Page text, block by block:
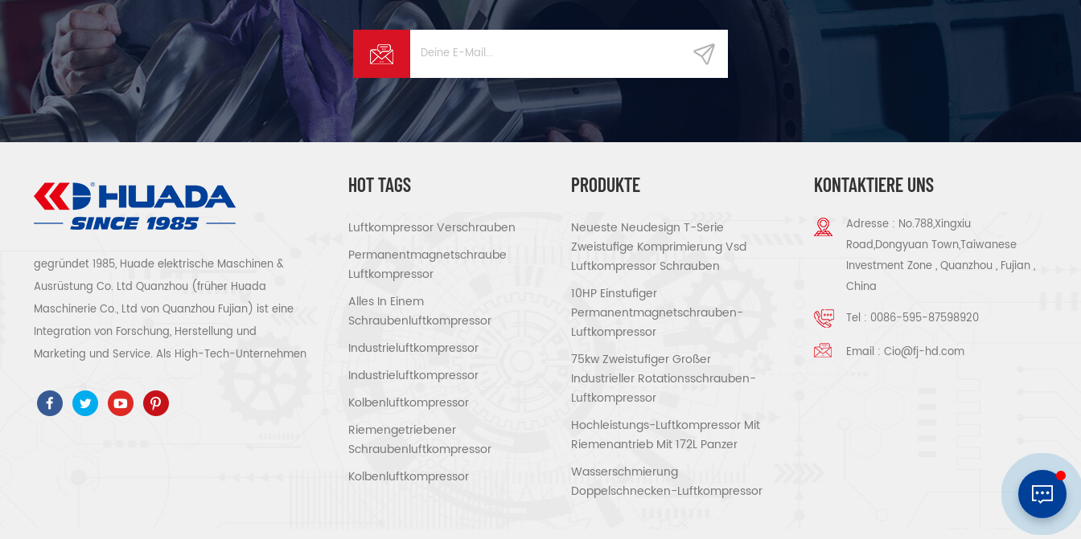
gegründet 1985, Huade elektrische Maschinen &
Ausrüstung Co. Ltd Quanzhou (früher Huada
Maschinerie Co., Ltd von Quanzhou Fujian) ist eine
Integration von Forschung, Herstellung und
Marketing und Service. Als High-Tech-Unternehmen
、 ETL 、 CQC 、 ccc Qualitäts- und
Sicherheitszertifizierung, High-Tech-
HOT TAGS
Luftkompressor Verschrauben
Permanentmagnetschraube
Luftkompressor
Alles In Einem
Schraubenluftkompressor
Industrieluftkompressor
Industrieluftkompressor
Kolbenluftkompressor
Riemengetriebener
Schraubenluftkompressor
Kolbenluftkompressor
PRODUKTE
Neueste Neudesign T-Serie
Zweistufige Komprimierung Vsd
Luftkompressor Schrauben
10HP Einstufiger
Permanentmagnetschrauben-
Luftkompressor
75kw Zweistufiger Großer
Industrieller Rotationsschrauben-
Luftkompressor
Hochleistungs-Luftkompressor Mit
Riemenantrieb Mit 172L Panzer
Wasserschmierung
Doppelschnecken-Luftkompressor
KONTAKTIERE UNS
Adresse : No.788,Xingxiu
Road,Dongyuan Town,Taiwanese
Investment Zone , Quanzhou , Fujian ,
China
Tel : 0086-595-87598920
Email :Cio@fj-hd.com